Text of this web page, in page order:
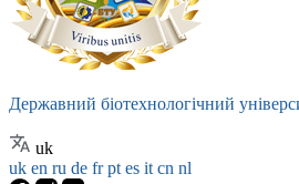
Державний біотехнологічний
uk
uk en ru de frpt es it cn nl